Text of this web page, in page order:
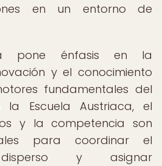
en un entorno de
pone énfasis en la
y el conocimiento
fundamentales del
la Escuela Austriaca, el
y la competencia son
para coordinar el
disperso y asignar